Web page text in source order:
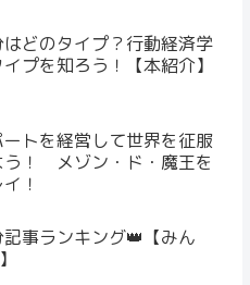
はどのタイプ？行動経済学
プを知ろう！【本紹介】
ートを経営して世界を征服
う！ メゾン・ド・魔王を
！
記事ランキング👑【みん